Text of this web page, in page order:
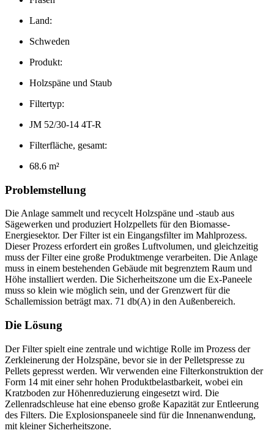
Land:
Schweden
Produkt:
Holzspäne und Staub
Filtertyp:
JM 52/30-14 4T-R
Filterfläche, gesamt:
68.6 m²
Problemstellung
Die Anlage sammelt und recycelt Holzspäne und -staub aus
Sägewerken und produziert Holzpellets für den Biomasse-
Energiesektor. Der Filter ist ein Eingangsfilter im Mahlprozess.
Dieser Prozess erfordert ein großes Luftvolumen, und gleichzeitig
muss der Filter eine große Produktmenge verarbeiten. Die Anlage
muss in einem bestehenden Gebäude mit begrenztem Raum und
Höhe installiert werden. Die Sicherheitszone um die Ex-Paneele
muss so klein wie möglich sein, und der Grenzwert für die
Schallemission beträgt max. 71 db(A) in den Außenbereich.
Die Lösung
Der Filter spielt eine zentrale und wichtige Rolle im Prozess der
Zerkleinerung der Holzspäne, bevor sie in der Pelletspresse zu
Pellets gepresst werden. Wir verwenden eine Filterkonstruktion der
Form 14 mit einer sehr hohen Produktbelastbarkeit, wobei ein
Kratzboden zur Höhenreduzierung eingesetzt wird. Die
Zellenradschleuse hat eine ebenso große Kapazität zur Entleerung
des Filters. Die Explosionspaneele sind für die Innenanwendung,
mit kleiner Sicherheitszone.